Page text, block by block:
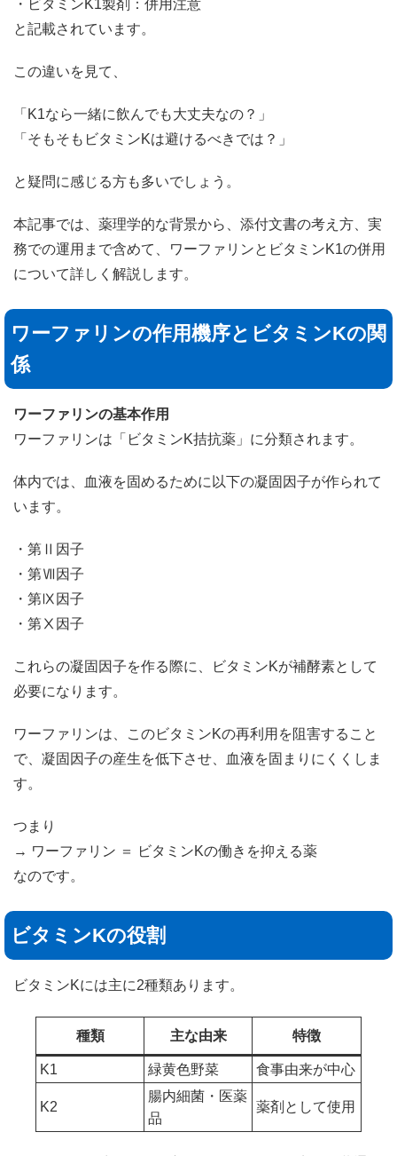
・ビタミンK1製剤：併用注意
と記載されています。
この違いを見て、
「K1なら一緒に飲んでも大丈夫なの？」
「そもそもビタミンKは避けるべきでは？」
と疑問に感じる方も多いでしょう。
本記事では、薬理学的な背景から、添付文書の考え方、実
務での運用まで含めて、ワーファリンとビタミンK1の併用
について詳しく解説します。
ワーファリンの作用機序とビタミンKの関
係
ワーファリンの基本作用
ワーファリンは「ビタミンK拮抗薬」に分類されます。
体内では、血液を固めるために以下の凝固因子が作られて
います。
・第Ⅱ因子
・第Ⅶ因子
・第Ⅸ因子
・第Ⅹ因子
これらの凝固因子を作る際に、ビタミンKが補酵素として
必要になります。
ワーファリンは、このビタミンKの再利用を阻害すること
で、凝固因子の産生を低下させ、血液を固まりにくくしま
す。
つまり
→ ワーファリン ＝ ビタミンKの働きを抑える薬
なのです。
ビタミンKの役割
ビタミンKには主に2種類あります。
種類 主な由来 特徴
K1 緑黄色野菜 食事由来が中心
K2
腸内細菌・医薬
品
薬剤として使用